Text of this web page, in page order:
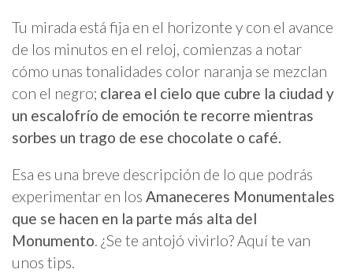
Tu mirada está fija en el horizonte y con el avance
de los minutos en el reloj, comienzas a notar
cómo unas tonalidades color naranja se mezclan
con el negro; clarea el cielo que cubre la ciudad y
un escalofrío de emoción te recorre mientras
sorbes un trago de ese chocolate o café.
Esa es una breve descripción de lo que podrás
experimentar en los Amaneceres Monumentales
que se hacen en la parte más alta del
Monumento. ¿Se te antojó vivirlo? Aquí te van
unos tips.